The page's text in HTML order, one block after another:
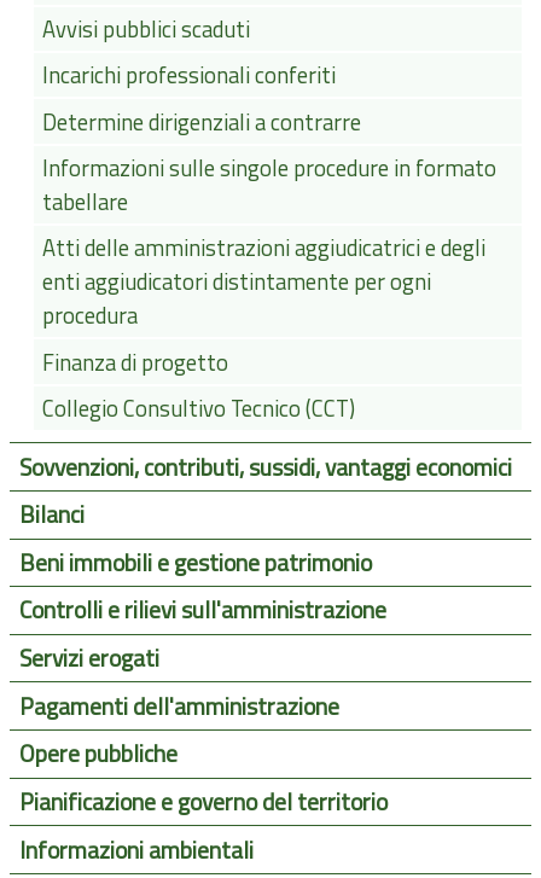
Avvisi pubblici scaduti
Incarichi professionali conferiti
Determine dirigenziali a contrarre
Informazioni sulle singole procedure in formato
tabellare
Atti delle amministrazioni aggiudicatrici e degli
enti aggiudicatori distintamente per ogni
procedura
Finanza di progetto
Collegio Consultivo Tecnico (CCT)
Sovvenzioni, contributi, sussidi, vantaggi economici
Bilanci
Beni immobili e gestione patrimonio
Controlli e rilievi sull'amministrazione
Servizi erogati
Pagamenti dell'amministrazione
Opere pubbliche
Pianificazione e governo del territorio
Informazioni ambientali